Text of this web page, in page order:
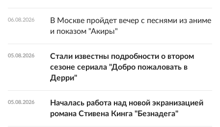
06.08.2026
В Москве пройдет вечер с песнями из аниме
и показом "Акиры"
05.08.2026
Стали известны подробности о втором
сезоне сериала "Добро пожаловать в
Дерри"
05.08.2026
Началась работа над новой экранизацией
романа Стивена Кинга "Безнадега"